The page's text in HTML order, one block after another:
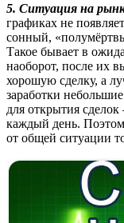
5. Ситуация на
графиках не
сонный,
Такое бывает в
наоборот, после их
хорошую сделку, а
заработки
для открытия
каждый день.
от общей ситуации